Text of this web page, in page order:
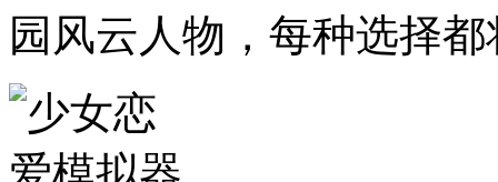
园风云人物，每种选择